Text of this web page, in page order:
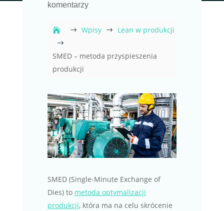
komentarzy
$ Wpisy $ Lean w produkcji
$
SMED – metoda przyspieszenia
produkcji
SMED (Single-Minute Exchange of
Dies) to metoda optymalizacji
produkcji, która ma na celu skrócenie